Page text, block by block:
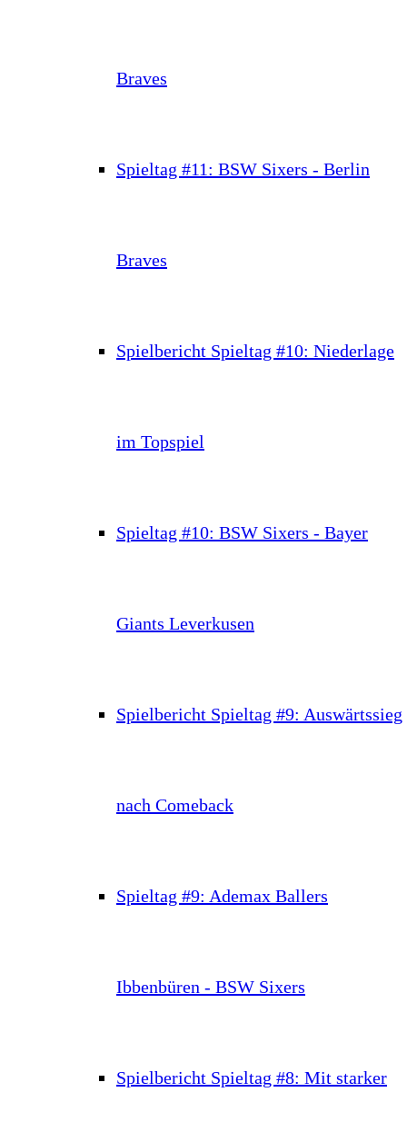
Braves
Spieltag #11: BSW Sixers - Berlin
Braves
Spielbericht Spieltag #10: Niederlage
im Topspiel
Spieltag #10: BSW Sixers - Bayer
Giants Leverkusen
Spielbericht Spieltag #9: Auswärtssieg
nach Comeback
Spieltag #9: Ademax Ballers
Ibbenbüren - BSW Sixers
Spielbericht Spieltag #8: Mit starker